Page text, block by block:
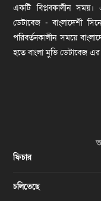
একটি বিপ্লবকালীন
ডেটাবেজ - বাংলাদেশী
পরিবর্তনকালীন সময়ে
হতে বাংলা মুভি ডেটাবেজ
ফিচার
চলিতেছে